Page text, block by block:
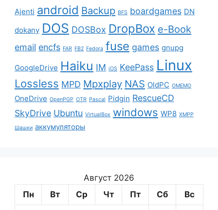
Ajenti android Backup BFS boardgames DN
dokany DOS DOSBox DropBox e-Book
email encfs FAR FB2 Fedora fuse games gnupg
GoogleDrive Haiku IM iOS KeePass Linux
Lossless MPD Mpxplay NAS OldPC OMEMO
OneDrive OpenPGP OTR Pascal Pidgin RescueCD
SkyDrive Ubuntu VirtualBox windows WP8 XMPP
Шашки аккумуляторы
Август 2026
Пн
Вт Ср Чт Пт Сб Вс